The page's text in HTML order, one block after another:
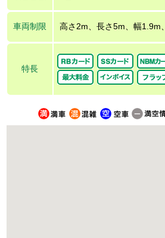
車両制限 高さ2m、長さ5m、幅1.9m
特長